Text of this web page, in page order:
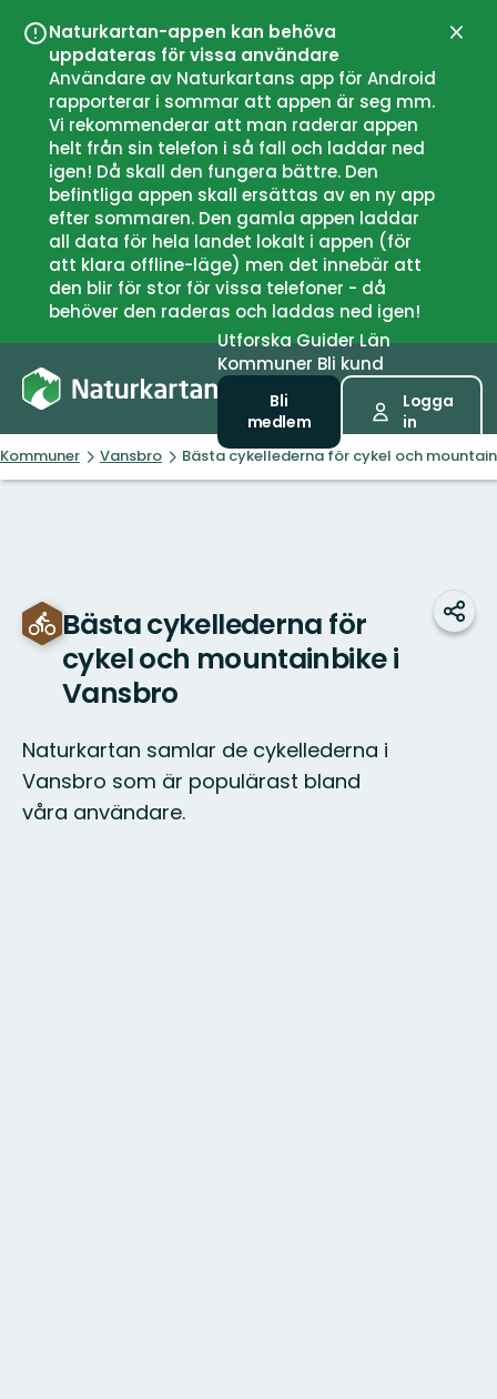
Naturkartan-appen kan behöva
uppdateras för vissa användare
Användare av Naturkartans app för Android
rapporterar i sommar att appen är seg mm.
Vi rekommenderar att man raderar appen
helt från sin telefon i så fall och laddar ned
igen! Då skall den fungera bättre. Den
befintliga appen skall ersättas av en ny app
efter sommaren. Den gamla appen laddar
all data för hela landet lokalt i appen (för
att klara offline-läge) men det innebär att
den blir för stor för vissa telefoner - då
behöver den raderas och laddas ned igen!
UtforskaGuiderLän
Kommuner Bli kund
Bli
medlem
Logga
in
Kommuner Vansbro Bästa cykellederna för cykel och
Bästa cykellederna för
cykel och mountainbike i
Vansbro
Naturkartan samlar de cykellederna i
Vansbro som är populärast bland
våra användare.
Dela